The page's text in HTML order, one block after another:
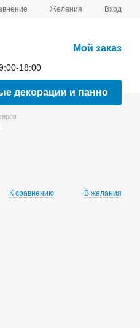
Желания Вход
18:00
Мой заказ
декорации и панно
К сравнению В желания